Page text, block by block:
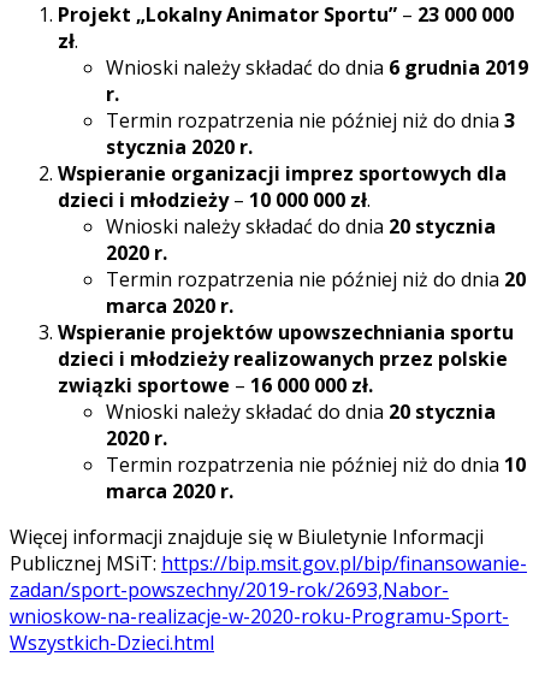
Projekt „Lokalny Animator Sportu” – 23 000 000
zł.
Wnioski należy składać do dnia 6 grudnia 2019
r.
Termin rozpatrzenia nie później niż do dnia 3
stycznia 2020 r.
Wspieranie organizacji imprez sportowych dla
dzieci i młodzieży– 10 000 000 zł.
Wnioski należy składać do dnia 20 stycznia
2020 r.
Termin rozpatrzenia nie później niż do dnia 20
marca 2020 r.
Wspieranie projektów upowszechniania sportu
dzieci i młodzieży realizowanych przez polskie
związki sportowe – 16 000 000 zł.
Wnioski należy składać do dnia 20 stycznia
2020 r.
Termin rozpatrzenia nie później niż do dnia 10
marca 2020 r.
Więcej informacji znajduje się w Biuletynie Informacji
Publicznej MSiT: https://bip.msit.gov.pl/bip/finansowanie-
zadan/sport-powszechny/2019-rok/2693,Nabor-
wnioskow-na-realizacje-w-2020-roku-Programu-Sport-
Wszystkich-Dzieci.html